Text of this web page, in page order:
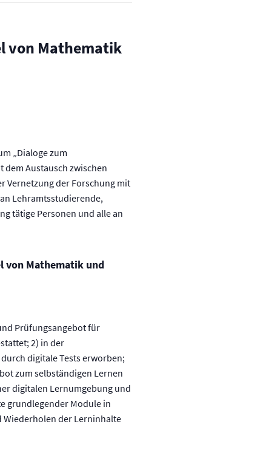
von Mathematik
„Dialoge zum
dem Austausch zwischen
Vernetzung der Forschung mit
Lehramtsstudierende,
tätige Personen und alle an
von Mathematik und
Prüfungsangebot für
2) in der
digitale Tests erworben;
zum selbständigen Lernen
digitalen Lernumgebung und
grundlegender Module in
Wiederholen der Lerninhalte